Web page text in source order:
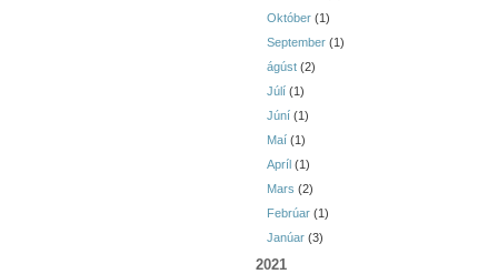
Október (1)
September (1)
ágúst (2)
Júlí (1)
Júní (1)
Maí (1)
Apríl (1)
Mars (2)
Febrúar (1)
Janúar (3)
2021